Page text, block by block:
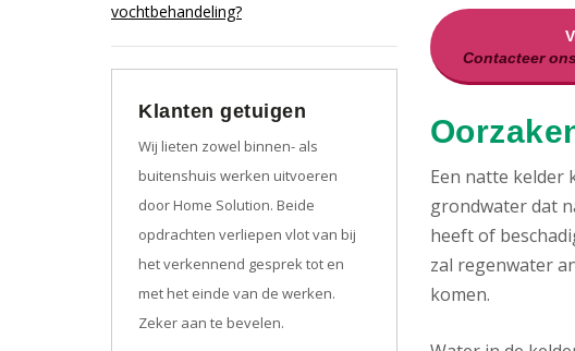
vochtbehandeling?
Klanten getuigen
Wij lieten zowel binnen- als
buitenshuis werken uitvoeren
door Home Solution. Beide
opdrachten verliepen vlot van bij
het verkennend gesprek tot en
met het einde van de werken.
Zeker aan te bevelen.
Contacteer
Een natte kelder
grondwater dat
heeft of
zal regenwater
komen.